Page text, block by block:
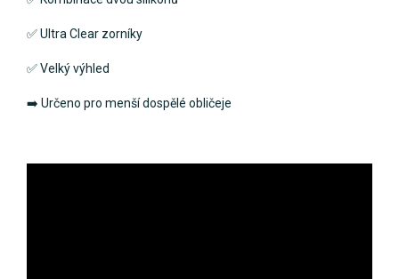
✅ Ultra Clear zorníky
✅ Velký výhled
➡️ Určeno pro menší dospělé obličeje